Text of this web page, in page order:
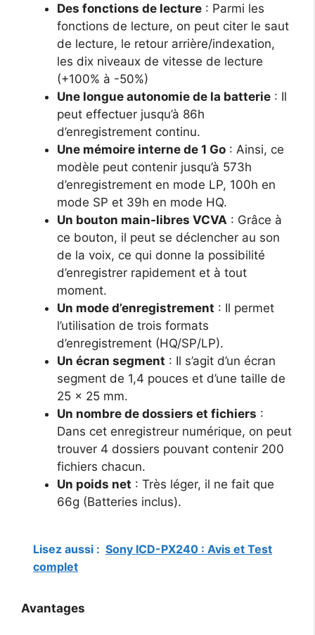
Des fonctions de lecture : Parmi les
fonctions de lecture, on peut citer le saut
de lecture, le retour arrière/indexation,
les dix niveaux de vitesse de lecture
(+100% à -50%)
Une longue autonomie de la batterie : Il
peut effectuer jusqu’à 86h
d’enregistrement continu.
Une mémoire interne de 1 Go : Ainsi, ce
modèle peut contenir jusqu’à 573h
d’enregistrement en mode LP, 100h en
mode SP et 39h en mode HQ.
Un bouton main-libres VCVA : Grâce à
ce bouton, il peut se déclencher au son
de la voix, ce qui donne la possibilité
d’enregistrer rapidement et à tout
moment.
Un mode d’enregistrement : Il permet
l’utilisation de trois formats
d’enregistrement (HQ/SP/LP).
Un écran segment : Il s’agit d’un écran
segment de 1,4 pouces et d’une taille de
25 x 25 mm.
Un nombre de dossiers et fichiers :
Dans cet enregistreur numérique, on peut
trouver 4 dossiers pouvant contenir 200
fichiers chacun.
Un poids net : Très léger, il ne fait que
66g (Batteries inclus).
Lisez aussi : Sony ICD-PX240 : Avis et Test
complet
Avantages